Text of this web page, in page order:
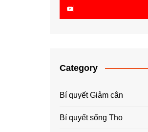
Category
Bí quyết Giảm cân
Bí quyết sống Thọ